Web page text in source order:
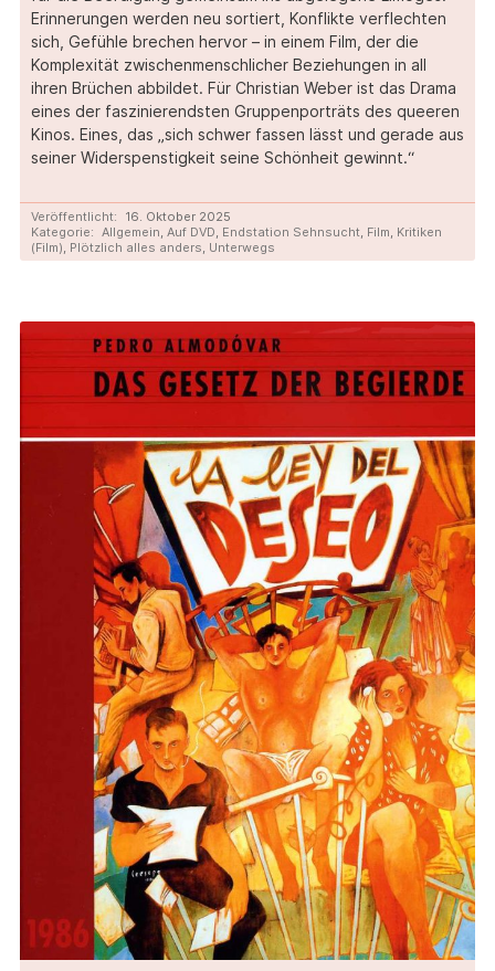
Erinnerungen werden neu sortiert, Konflikte verflechten
sich, Gefühle brechen hervor – in einem Film, der die
Komplexität zwischenmenschlicher Beziehungen in all
ihren Brüchen abbildet. Für Christian Weber ist das Drama
eines der faszinierendsten Gruppenporträts des queeren
Kinos. Eines, das „sich schwer fassen lässt und gerade aus
seiner Widerspenstigkeit seine Schönheit gewinnt.“
Veröffentlicht:
16. Oktober 2025
Kategorie: Allgemein, Auf DVD, Endstation Sehnsucht, Film, Kritiken
(Film), Plötzlich alles anders, Unterwegs